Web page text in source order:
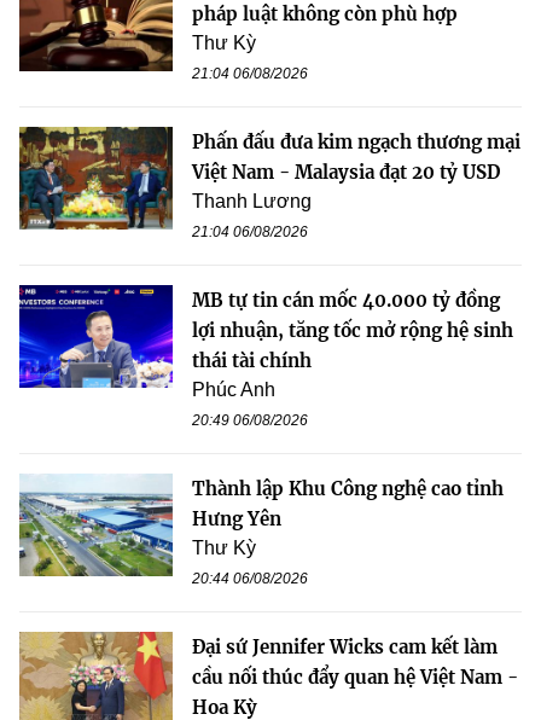
pháp luật không còn phù hợp
Thư Kỳ
21:04 06/08/2026
Phấn đấu đưa kim ngạch thương mại
Việt Nam - Malaysia đạt 20 tỷ USD
Thanh Lương
21:04 06/08/2026
MB tự tin cán mốc 40.000 tỷ đồng
lợi nhuận, tăng tốc mở rộng hệ sinh
thái tài chính
Phúc Anh
20:49 06/08/2026
Thành lập Khu Công nghệ cao tỉnh
Hưng Yên
Thư Kỳ
20:44 06/08/2026
Đại sứ Jennifer Wicks cam kết làm
cầu nối thúc đẩy quan hệ Việt Nam -
Hoa Kỳ